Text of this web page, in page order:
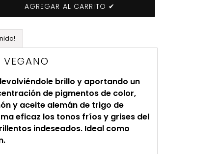
AGREGAR AL CARRITO ✔
brillo y aportando un
de pigmentos de color,
y aceite alemán de trigo de
eficaz los tonos fríos y grises del
indeseados. Ideal como